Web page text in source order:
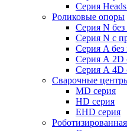
Серия
Роликовые опоры
Серия N без
Серия N с
Серия A без
Серия А 2D
Серия А 4D
Сварочные
MD серия
HD серия
EHD серия